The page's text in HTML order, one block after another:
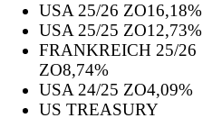
USA 25/26 ZO16,18%
USA 25/25 ZO12,73%
FRANKREICH 25/26
ZO8,74%
USA 24/25 ZO4,09%
US TREASURY